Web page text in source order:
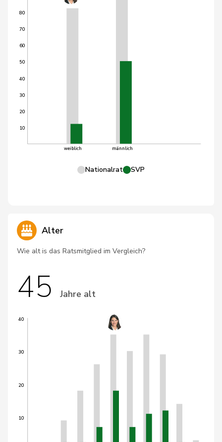
10
20
30
40
50
60
70
80
weiblich männlich
Nationalrat SVP
Alter
Wie alt is das Ratsmitglied im Vergleich?
45 Jahre alt
10
20
30
40